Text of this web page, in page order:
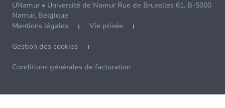
UNamur • Université de Namur Rue de Bruxelles 61, B-5000
Namur, Belgique
Mentions légales
Vie privée
Gestion des cookies
Conditions générales de facturation